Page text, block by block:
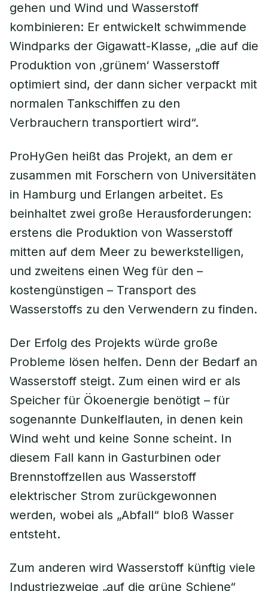
gehen und Wind und Wasserstoff
kombinieren: Er entwickelt schwimmende
Windparks der Gigawatt-Klasse, „die auf die
Produktion von ‚grünem‘ Wasserstoff
optimiert sind, der dann sicher verpackt mit
normalen Tankschiffen zu den
Verbrauchern transportiert wird“.
ProHyGen heißt das Projekt, an dem er
zusammen mit Forschern von Universitäten
in Hamburg und Erlangen arbeitet. Es
beinhaltet zwei große Herausforderungen:
erstens die Produktion von Wasserstoff
mitten auf dem Meer zu bewerkstelligen,
und zweitens einen Weg für den –
kostengünstigen – Transport des
Wasserstoffs zu den Verwendern zu finden.
Der Erfolg des Projekts würde große
Probleme lösen helfen. Denn der Bedarf an
Wasserstoff steigt. Zum einen wird er als
Speicher für Ökoenergie benötigt – für
sogenannte Dunkelflauten, in denen kein
Wind weht und keine Sonne scheint. In
diesem Fall kann in Gasturbinen oder
Brennstoffzellen aus Wasserstoff
elektrischer Strom zurückgewonnen
werden, wobei als „Abfall“ bloß Wasser
entsteht.
Zum anderen wird Wasserstoff künftig viele
Industriezweige „auf die grüne Schiene“